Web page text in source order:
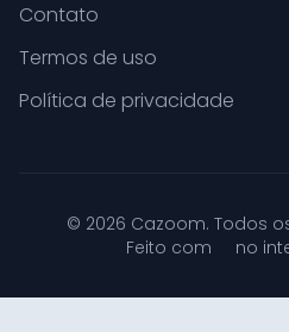
Contato
Termos de uso
Política de privacidade
© 2026 Cazoom. Todos
Feito com
no